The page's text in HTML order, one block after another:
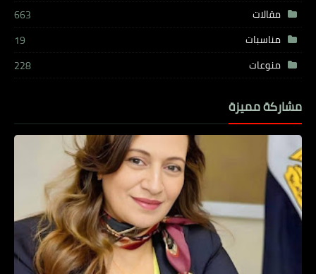
مقالات
663
مناسبات
19
منوعات
228
مشاركة مميزة